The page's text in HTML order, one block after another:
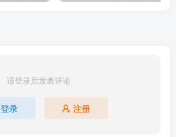
请登录后发表评论
登录 注册